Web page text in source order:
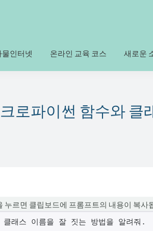
인터넷 온라인 교육 코스 새로운
로파이썬 함수와 클
누르면 클립보드에 프롬프트의 내용이 복사
클래스 이름을 잘 짓는 방법을 알려줘.